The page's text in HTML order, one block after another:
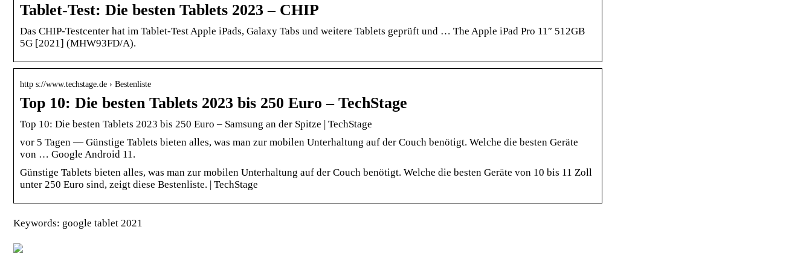
Tablet-Test: Die besten Tablets 2023 – CHIP
Das CHIP-Testcenter hat im Tablet-Test Apple iPads, Galaxy Tabs und weitere Tablets geprüft und … The Apple iPad Pro 11″ 512GB
5G [2021] (MHW93FD/A).
http s://www.techstage.de › Bestenliste
Top 10: Die besten Tablets 2023 bis 250 Euro – TechStage
Top 10: Die besten Tablets 2023 bis 250 Euro – Samsung an der Spitze | TechStage
vor 5 Tagen — Günstige Tablets bieten alles, was man zur mobilen Unterhaltung auf der Couch benötigt. Welche die besten Geräte
von … Google Android 11.
Günstige Tablets bieten alles, was man zur mobilen Unterhaltung auf der Couch benötigt. Welche die besten Geräte von 10 bis 11 Zoll
unter 250 Euro sind, zeigt diese Bestenliste. | TechStage
Keywords: google tablet 2021